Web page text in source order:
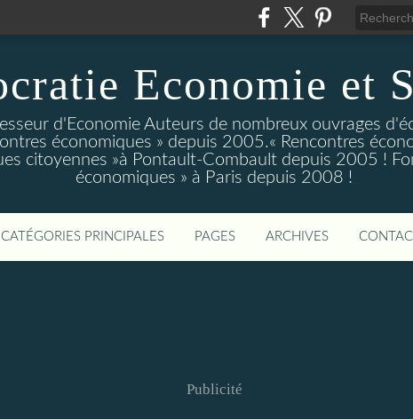
Economie et
d'Economie Auteurs de nombreux ouvrages
économiques » depuis 2005.« Rencontres
citoyennes »à Pontault-Combault depuis 2005 !
économiques » à Paris depuis 2008 !
CATÉGORIES PRINCIPALES PAGES ARCHIVES
Publicité